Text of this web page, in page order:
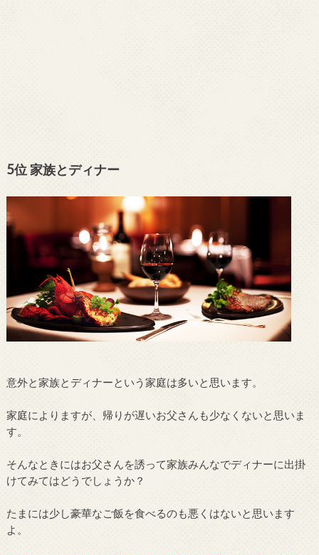
5位 家族とディナー
意外と家族とディナーという家庭は多いと思います。
家庭によりますが、帰りが遅いお父さんも少なくないと思いま
す。
そんなときにはお父さんを誘って家族みんなでディナーに出掛
けてみてはどうでしょうか？
たまには少し豪華なご飯を食べるのも悪くはないと思います
よ。